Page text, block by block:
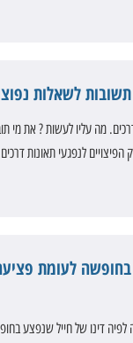
לשאלות
מה עליו לעשות ? את מי
הפיצויים לנפגעי תאונות
בחופשה לעומת
דינו של חייל שנפצע